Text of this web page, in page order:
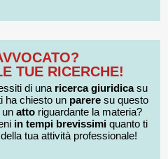
TUE RICERCHE!
di una ricerca giuridicasu
ha chiesto un pareresu questo
un atto riguardante la materia?
in tempi brevissimiquanto ti
tua attività professionale!